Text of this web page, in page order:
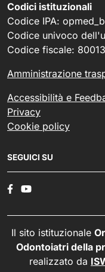
Codici istituzionali
Codice IPA:
Codice univoco
Codice fiscale:
Amministrazione
Accessibilità e
Privacy
Cookie policy
SEGUICI SU
Il sito istituzionale
Odontoiatri della
realizzato da